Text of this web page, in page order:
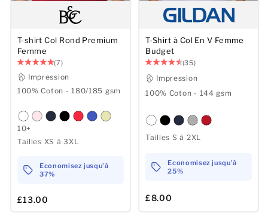
T-shirt Col Rond Premium
Femme
(7)
Impression
100% Coton - 180/185 gsm
10+
Tailles XS à 3XL
Economisez jusqu'à
37%
£13.00
T-Shirt à Col En V Femme
Budget
(35)
Impression
100% Coton - 144 gsm
Tailles S à 2XL
Economisez jusqu'à
25%
£8.00